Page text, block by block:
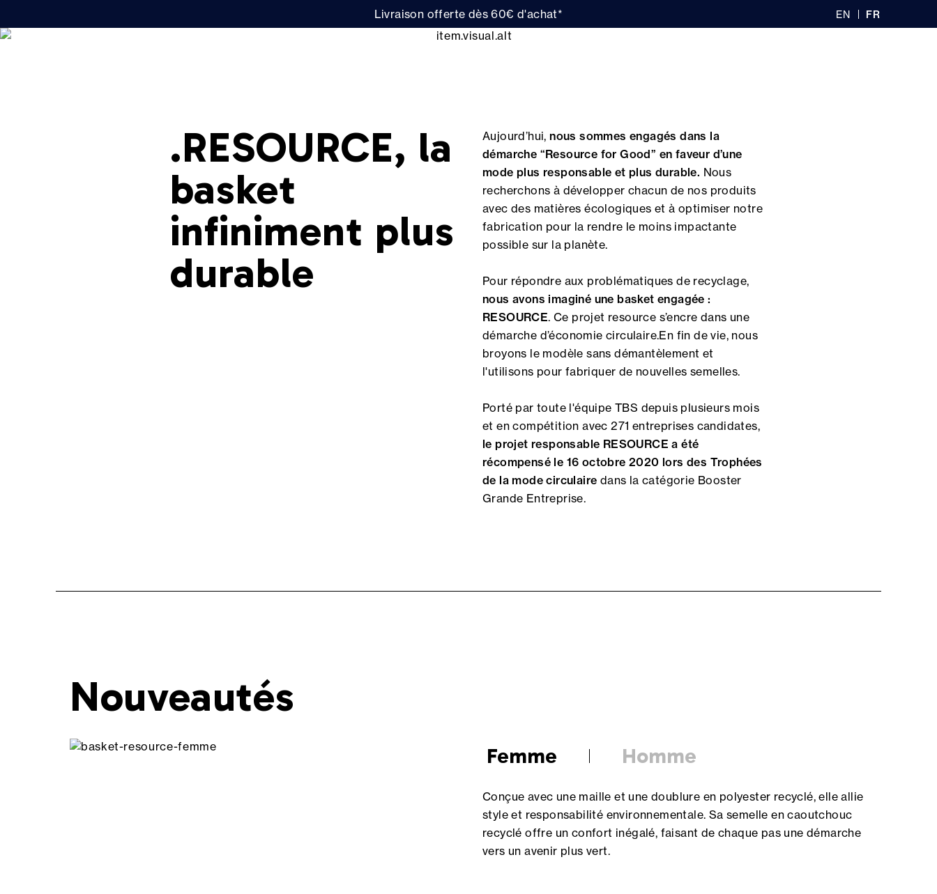
Livraison offerte dès 60€ d'achat* EN FR
.RESOURCE, la
basket
infiniment plus
durable
Aujourd’hui, nous sommes engagés dans la
démarche “Resource for Good” en faveur d’une
mode plus responsable et plus durable. Nous
recherchons à développer chacun de nos produits
avec des matières écologiques et à optimiser notre
fabrication pour la rendre le moins impactante
possible sur la planète.
Pour répondre aux problématiques de recyclage,
nous avons imaginé une basket engagée :
RESOURCE. Ce projet resource s’encre dans une
démarche d’économie circulaire.En fin de vie, nous
broyons le modèle sans démantèlement et
l'utilisons pour fabriquer de nouvelles semelles.
Porté par toute l'équipe TBS depuis plusieurs mois
et en compétition avec 271 entreprises candidates,
le projet responsable RESOURCE a été
récompensé le 16 octobre 2020 lors des Trophées
de la mode circulaire dans la catégorie Booster
Grande Entreprise.
Nouveautés
Femme Homme
Conçue avec une maille et une doublure en polyester recyclé, elle allie
style et responsabilité environnementale. Sa semelle en caoutchouc
recyclé offre un confort inégalé, faisant de chaque pas une démarche
vers un avenir plus vert.